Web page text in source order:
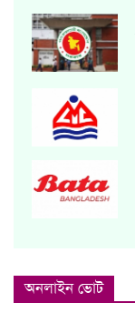
অনলাইন ভোট